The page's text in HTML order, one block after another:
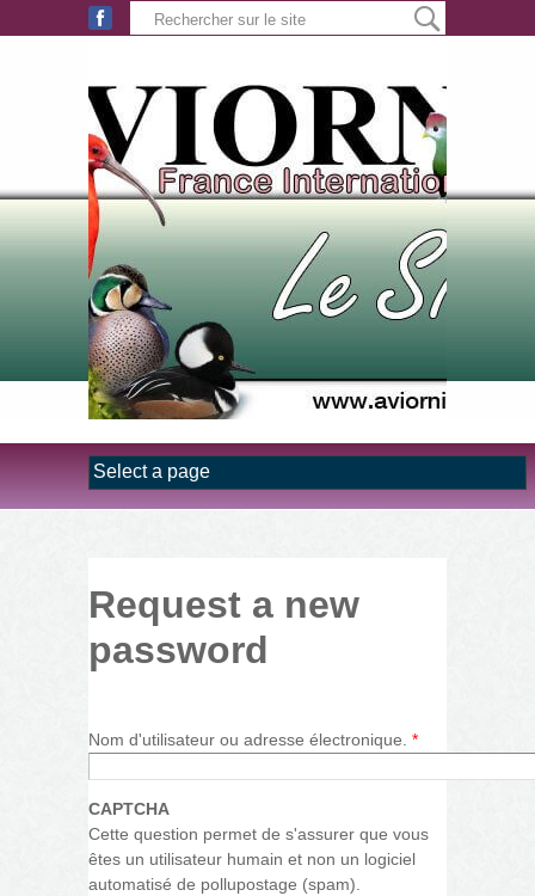
Aller au contenu principal
Request a new
password
Nom d'utilisateur ou adresse électronique. *
CAPTCHA
Cette question permet de s'assurer que vous
êtes un utilisateur humain et non un logiciel
automatisé de pollupostage (spam).